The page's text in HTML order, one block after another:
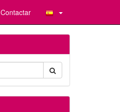
Contactar